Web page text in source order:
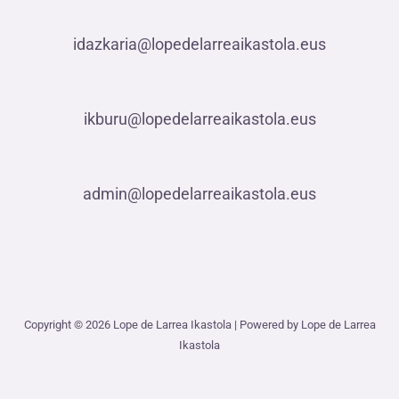
idazkaria@lopedelarreaikastola.eus
ikburu@lopedelarreaikastola.eus
admin@lopedelarreaikastola.eus
Copyright © 2026 Lope de Larrea Ikastola | Powered by Lope de Larrea
Ikastola